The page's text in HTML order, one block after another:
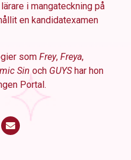
i mangateckning på
en kandidatexamen
som Frey, Freya,
Sin och GUYShar hon
Portal.